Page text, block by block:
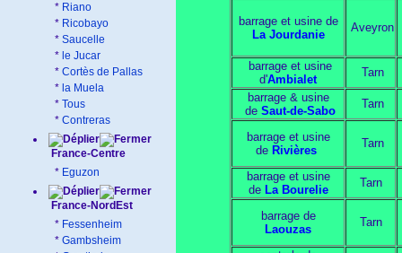
* Riano
* Ricobayo
* Saucelle
* le Jucar
* Cortès de Pallas
* la Muela
* Tous
* Contreras
France-Centre
* Eguzon
France-NordEst
* Fessenheim
* Gambsheim
barrage et usine de
La Jourdanie
Aveyron
barrage et usine
d'Ambialet
Tarn
barrage & usine
de Saut-de-Sabo
Tarn
barrage et usine
de Rivières
Tarn
barrage et usine
de La Bourelie
Tarn
barrage de
Laouzas
Tarn